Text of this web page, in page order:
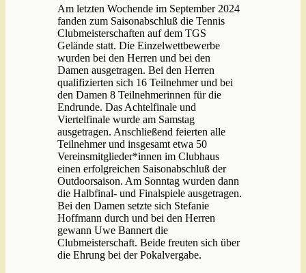
Am letzten Wochende im September 2024
fanden zum Saisonabschluß die Tennis
Clubmeisterschaften auf dem TGS
Gelände statt. Die Einzelwettbewerbe
wurden bei den Herren und bei den
Damen ausgetragen. Bei den Herren
qualifizierten sich 16 Teilnehmer und bei
den Damen 8 Teilnehmerinnen für die
Endrunde. Das Achtelfinale und
Viertelfinale wurde am Samstag
ausgetragen. Anschließend feierten alle
Teilnehmer und insgesamt etwa 50
Vereinsmitglieder*innen im Clubhaus
einen erfolgreichen Saisonabschluß der
Outdoorsaison. Am Sonntag wurden dann
die Halbfinal- und Finalspiele ausgetragen.
Bei den Damen setzte sich Stefanie
Hoffmann durch und bei den Herren
gewann Uwe Bannert die
Clubmeisterschaft. Beide freuten sich über
die Ehrung bei der Pokalvergabe.